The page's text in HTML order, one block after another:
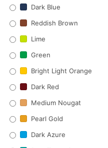
Dark Blue
Reddish Brown
Lime
Green
Bright Light Orange
Dark Red
Medium Nougat
Pearl Gold
Dark Azure